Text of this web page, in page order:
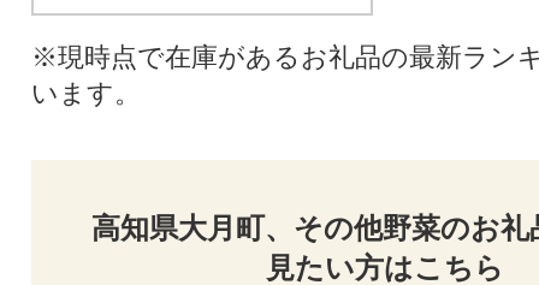
量日本一の高知県から、田村
農園の「新生姜1.5kg前後」を
お届け。農薬をできるだけ抑
え、有機肥料で大切に育てた
※現時点で在庫があるお礼品の最新ラン
います。
高知県大月町、その他野菜のお
見たい方はこちら